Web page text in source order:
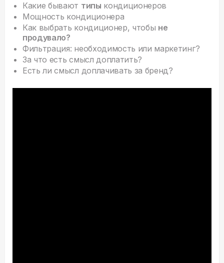
Какие бывают типы кондиционеров
Мощность кондиционера
Как выбрать кондиционер, чтобы не
продувало?
Фильтрация: необходимость или маркетинг?
За что есть смысл доплатить?
Есть ли смысл доплачивать за бренд?